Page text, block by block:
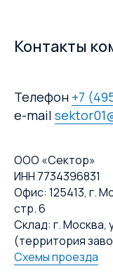
Контакты
Телефон +7
e-mail
ООО «Сектор»
ИНН 7734396831
Офис: 125413, г.
стр. 6
Склад: г. Москва,
(территория
Схемы проезда